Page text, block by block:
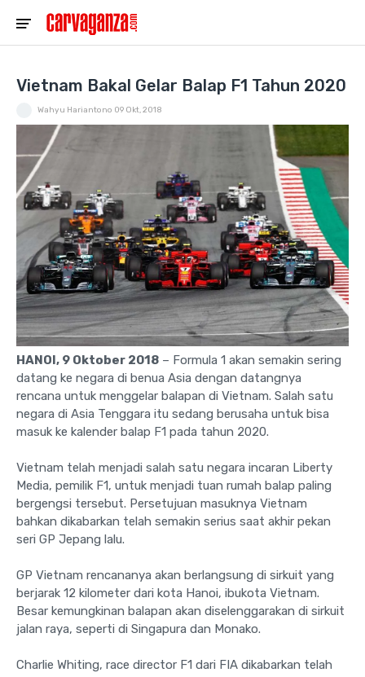
Vietnam Bakal Gelar Balap F1 Tahun 2020
Wahyu Hariantono 09 Okt, 2018
HANOI, 9 Oktober 2018 – Formula 1 akan semakin sering
datang ke negara di benua Asia dengan datangnya
rencana untuk menggelar balapan di Vietnam. Salah satu
negara di Asia Tenggara itu sedang berusaha untuk bisa
masuk ke kalender balap F1 pada tahun 2020.
Vietnam telah menjadi salah satu negara incaran Liberty
Media, pemilik F1, untuk menjadi tuan rumah balap paling
bergengsi tersebut. Persetujuan masuknya Vietnam
bahkan dikabarkan telah semakin serius saat akhir pekan
seri GP Jepang lalu.
GP Vietnam rencananya akan berlangsung di sirkuit yang
berjarak 12 kilometer dari kota Hanoi, ibukota Vietnam.
Besar kemungkinan balapan akan diselenggarakan di sirkuit
jalan raya, seperti di Singapura dan Monako.
Charlie Whiting, race director F1 dari FIA dikabarkan telah